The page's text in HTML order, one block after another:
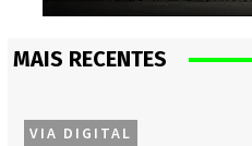
MAIS RECENTES
VIA DIGITAL